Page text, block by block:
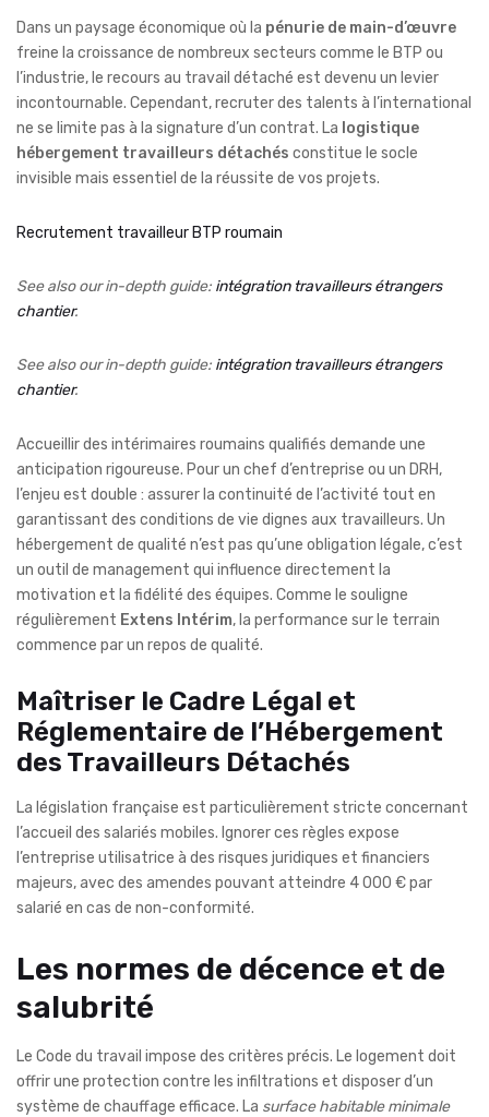
Dans un paysage économique où la pénurie de main-d’œuvre
freine la croissance de nombreux secteurs comme le BTP ou
l’industrie, le recours au travail détaché est devenu un levier
incontournable. Cependant, recruter des talents à l’international
ne se limite pas à la signature d’un contrat. La logistique
hébergement travailleurs détachés constitue le socle
invisible mais essentiel de la réussite de vos projets.
Recrutement travailleur BTP roumain
See also our in-depth guide: intégration travailleurs étrangers
chantier.
See also our in-depth guide: intégration travailleurs étrangers
chantier.
Accueillir des intérimaires roumains qualifiés demande une
anticipation rigoureuse. Pour un chef d’entreprise ou un DRH,
l’enjeu est double : assurer la continuité de l’activité tout en
garantissant des conditions de vie dignes aux travailleurs. Un
hébergement de qualité n’est pas qu’une obligation légale, c’est
un outil de management qui influence directement la
motivation et la fidélité des équipes. Comme le souligne
régulièrement Extens Intérim, la performance sur le terrain
commence par un repos de qualité.
Maîtriser le Cadre Légal et
Réglementaire de l’Hébergement
des Travailleurs Détachés
La législation française est particulièrement stricte concernant
l’accueil des salariés mobiles. Ignorer ces règles expose
l’entreprise utilisatrice à des risques juridiques et financiers
majeurs, avec des amendes pouvant atteindre 4 000 € par
salarié en cas de non-conformité.
Les normes de décence et de
salubrité
Le Code du travail impose des critères précis. Le logement doit
offrir une protection contre les infiltrations et disposer d’un
système de chauffage efficace. La surface habitable minimale